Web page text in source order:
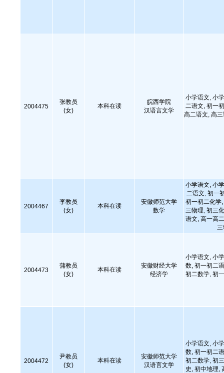
2004475
张教员
(女)
本科在读
皖西学院
汉语言文学
小学语文, 小
二语文, 初一
高二语文, 高
2004467
李教员
(女)
本科在读
安徽师范大学
数学
小学语文, 小
二语文, 初一
初一初二化学
三物理, 初三
语文, 高一高
2004473
蒲教员
(女)
本科在读
安徽财经大学
经济学
小学语文, 小
数, 初一初二
初二数学, 初
2004472
尹教员
(女)
本科在读
安徽师范大学
汉语言文学
小学语文, 小
数, 初一初二
初二数学, 初
史, 初中地理,